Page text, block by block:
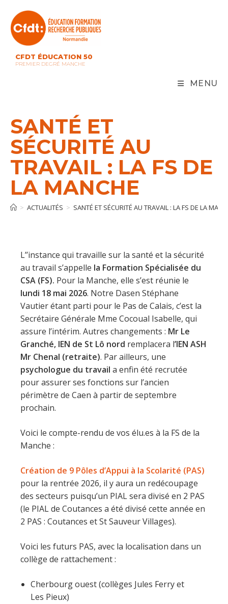
content
CFDT ÉDUCATION 50
PREMIER DEGRÉ MANCHE
MENU
SANTÉ ET
SÉCURITÉ AU
TRAVAIL : LA FS DE
LA MANCHE
> ACTUALITÉS > SANTÉ ET SÉCURITÉ AU TRAVAIL : LA FS DE LA
L’’instance qui travaille sur la santé et la sécurité
au travail s’appelle la Formation Spécialisée du
CSA (FS). Pour la Manche, elle s’est réunie le
lundi 18 mai 2026. Notre Dasen Stéphane
Vautier étant parti pour le Pas de Calais, c’est la
Secrétaire Générale Mme Cocoual Isabelle, qui
assure l’intérim. Autres changements : Mr Le
Granché, IEN de St Lô nord remplacera l’IEN ASH
Mr Chenal (retraite). Par ailleurs, une
psychologue du travail a enfin été recrutée
pour assurer ses fonctions sur l’ancien
périmètre de Caen à partir de septembre
prochain.
Voici le compte-rendu de vos élu.es à la FS de la
Manche :
Création de 9 Pôles d’Appui à la Scolarité (PAS)
pour la rentrée 2026, il y aura un redécoupage
des secteurs puisqu’un PIAL sera divisé en 2 PAS
(le PIAL de Coutances a été divisé cette année en
2 PAS : Coutances et St Sauveur Villages).
Voici les futurs PAS, avec la localisation dans un
collège de rattachement :
Cherbourg ouest (collèges Jules Ferry et
Les Pieux)